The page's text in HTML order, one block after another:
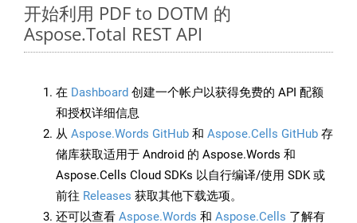
开始利用 PDF to DOTM 的
Aspose.Total REST API
在 Dashboard 创建一个帐户以获得免费的 API 配额
和授权详细信息
从 Aspose.Words GitHub 和 Aspose.Cells GitHub 存
储库获取适用于 Android 的 Aspose.Words 和
Aspose.Cells Cloud SDKs 以自行编译/使用 SDK 或
前往 Releases 获取其他下载选项。
还可以查看 Aspose.Words 和 Aspose.Cells 了解有